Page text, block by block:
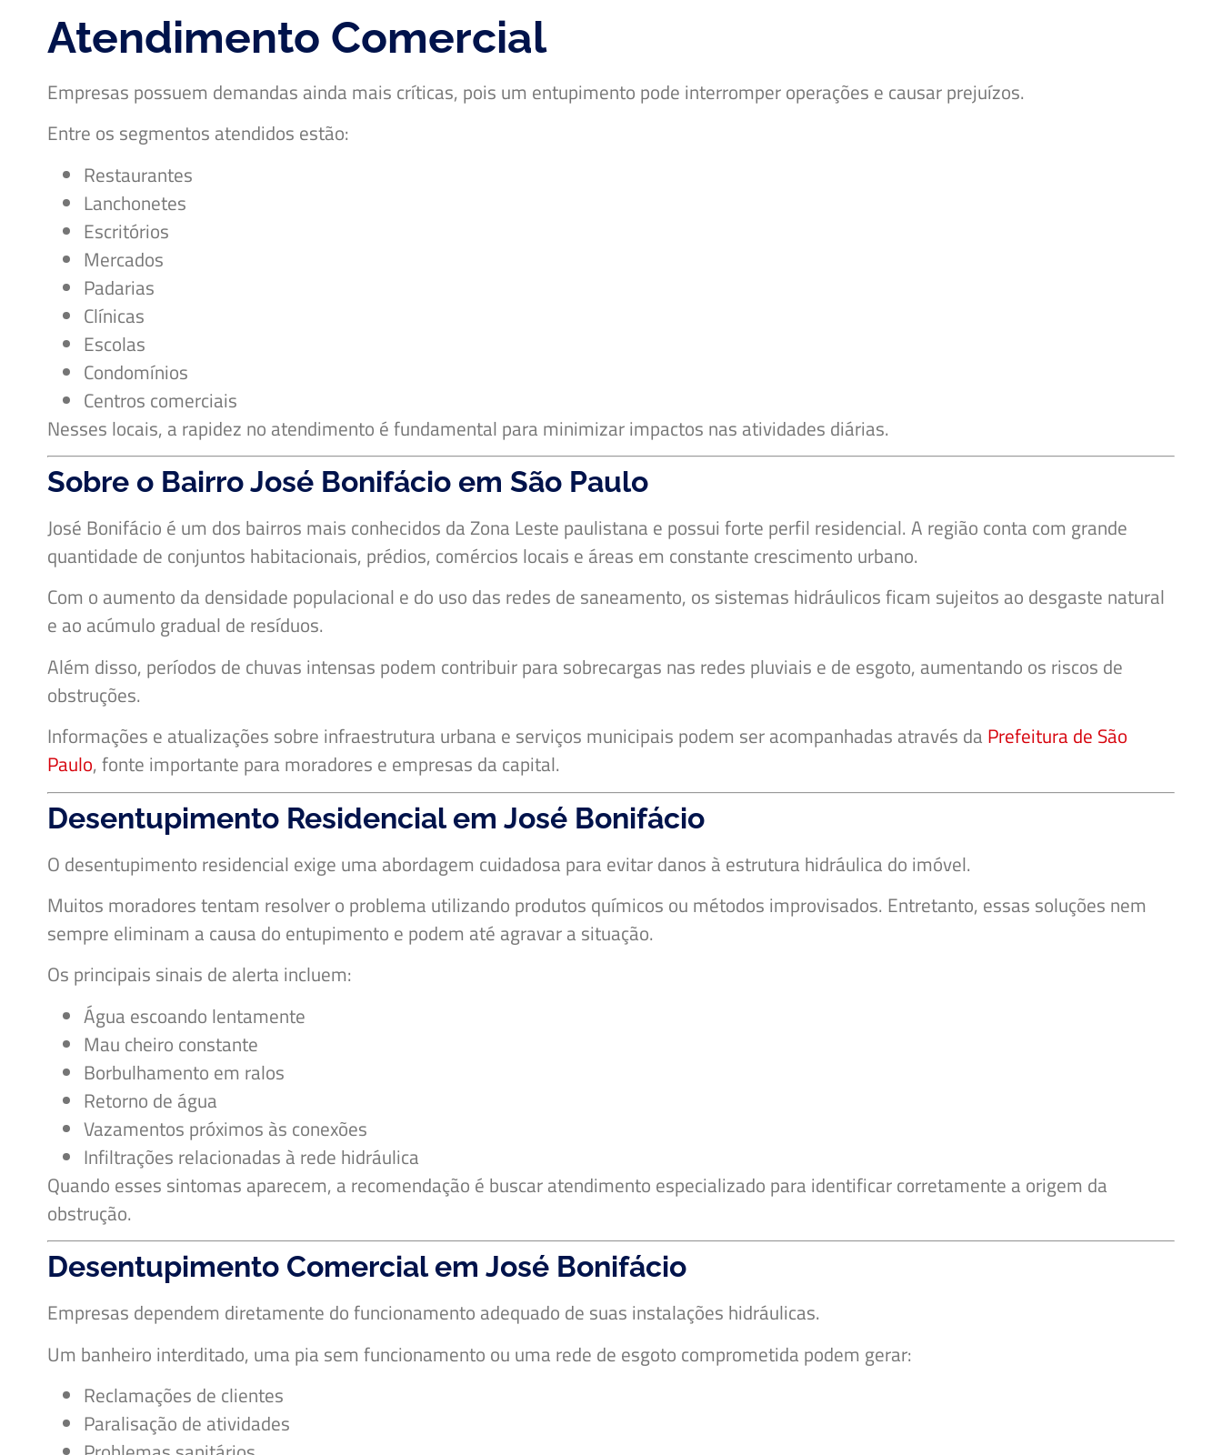
Atendimento Comercial
Empresas possuem demandas ainda mais críticas, pois um entupimento pode interromper operações e causar prejuízos.
Entre os segmentos atendidos estão:
Restaurantes
Lanchonetes
Escritórios
Mercados
Padarias
Clínicas
Escolas
Condomínios
Centros comerciais
Nesses locais, a rapidez no atendimento é fundamental para minimizar impactos nas atividades diárias.
Sobre o Bairro José Bonifácio em São Paulo
José Bonifácio é um dos bairros mais conhecidos da Zona Leste paulistana e possui forte perfil residencial. A região conta com grande
quantidade de conjuntos habitacionais, prédios, comércios locais e áreas em constante crescimento urbano.
Com o aumento da densidade populacional e do uso das redes de saneamento, os sistemas hidráulicos ficam sujeitos ao desgaste natural
e ao acúmulo gradual de resíduos.
Além disso, períodos de chuvas intensas podem contribuir para sobrecargas nas redes pluviais e de esgoto, aumentando os riscos de
obstruções.
Informações e atualizações sobre infraestrutura urbana e serviços municipais podem ser acompanhadas através da Prefeitura de São
Paulo, fonte importante para moradores e empresas da capital.
Desentupimento Residencial em José Bonifácio
O desentupimento residencial exige uma abordagem cuidadosa para evitar danos à estrutura hidráulica do imóvel.
Muitos moradores tentam resolver o problema utilizando produtos químicos ou métodos improvisados. Entretanto, essas soluções nem
sempre eliminam a causa do entupimento e podem até agravar a situação.
Os principais sinais de alerta incluem:
Água escoando lentamente
Mau cheiro constante
Borbulhamento em ralos
Retorno de água
Vazamentos próximos às conexões
Infiltrações relacionadas à rede hidráulica
Quando esses sintomas aparecem, a recomendação é buscar atendimento especializado para identificar corretamente a origem da
obstrução.
Desentupimento Comercial em José Bonifácio
Empresas dependem diretamente do funcionamento adequado de suas instalações hidráulicas.
Um banheiro interditado, uma pia sem funcionamento ou uma rede de esgoto comprometida podem gerar:
Reclamações de clientes
Paralisação de atividades